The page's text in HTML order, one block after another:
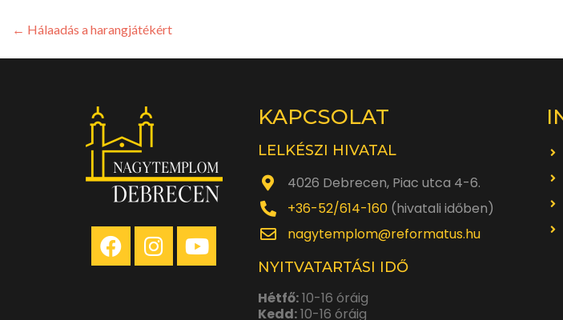
← Hálaadás a harangjátékért
KAPCSOLAT
LELKÉSZI HIVATAL
4026 Debrecen, Piac utca 4-6.
+36-52/614-160 (hivatali időben)
nagytemplom@reformatus.hu
NYITVATARTÁSI IDŐ
Hétfő:10-16 óráig
Kedd:10-16 óráig